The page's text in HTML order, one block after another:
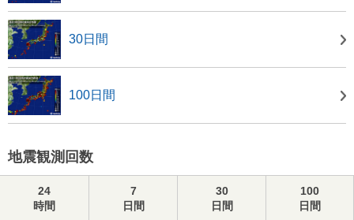
30日間
100日間
地震観測回数
24
時間
7
日間
30
日間
100
日間